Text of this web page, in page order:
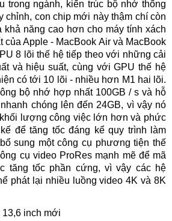
trong ngành, kiến ​​trúc bộ nhớ thống
chỉnh, con chip mới này thậm chí còn
khả năng cao hơn cho máy tính xách
của Apple - MacBook Air và MacBook
8 lõi thế hệ tiếp theo với những cải
và hiệu suất, cùng với GPU thế hệ
có tới 10 lõi - nhiều hơn M1 hai lõi.
bộ nhớ hợp nhất 100GB / s và hỗ
chóng lên đến 24GB, vì vậy nó
lượng công việc lớn hơn và phức
để tăng tốc đáng kể quy trình làm
sung một công cụ phương tiện thế
cụ video ProRes mạnh mẽ để mã
tăng tốc phần cứng, vì vậy các hệ
phát lại nhiều luồng video 4K và 8K
13,6 inch mới